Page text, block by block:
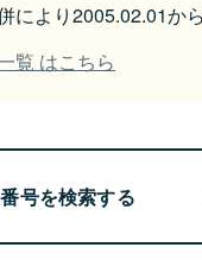
により2005.02.01か
覧 はこちら
号を検索する